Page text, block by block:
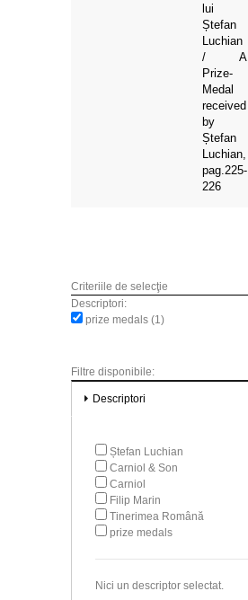
lui
Ștefan
Luchian
/ A
Prize-
Medal
received
by
Ștefan
Luchian,
pag.225-
226
Criteriile de selecţie
Descriptori:
prize medals (1)
Filtre disponibile:
Descriptori
Ștefan Luchian
Carniol & Son
Carniol
Filip Marin
Tinerimea Română
prize medals
Nici un descriptor selectat.